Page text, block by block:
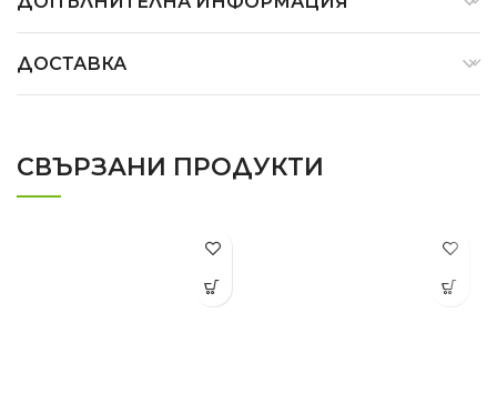
ДОСТАВКА
СВЪРЗАНИ ПРОДУКТИ